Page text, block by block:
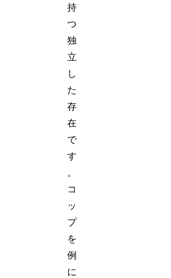
持
つ
独
立
し
た
存
在
で
す
。
コ
ッ
プ
を
例
に